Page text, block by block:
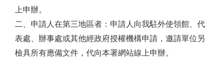
上申辦。
二、申請人在第三地區者：申請人向我駐外使領館、代
表處、辦事處或其他經政府授權機構申請，邀請單位另
檢具所有應備文件，代向本署網站線上申辦。